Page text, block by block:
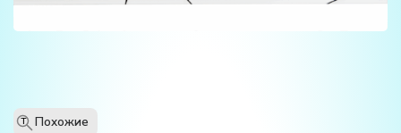
T Похожие